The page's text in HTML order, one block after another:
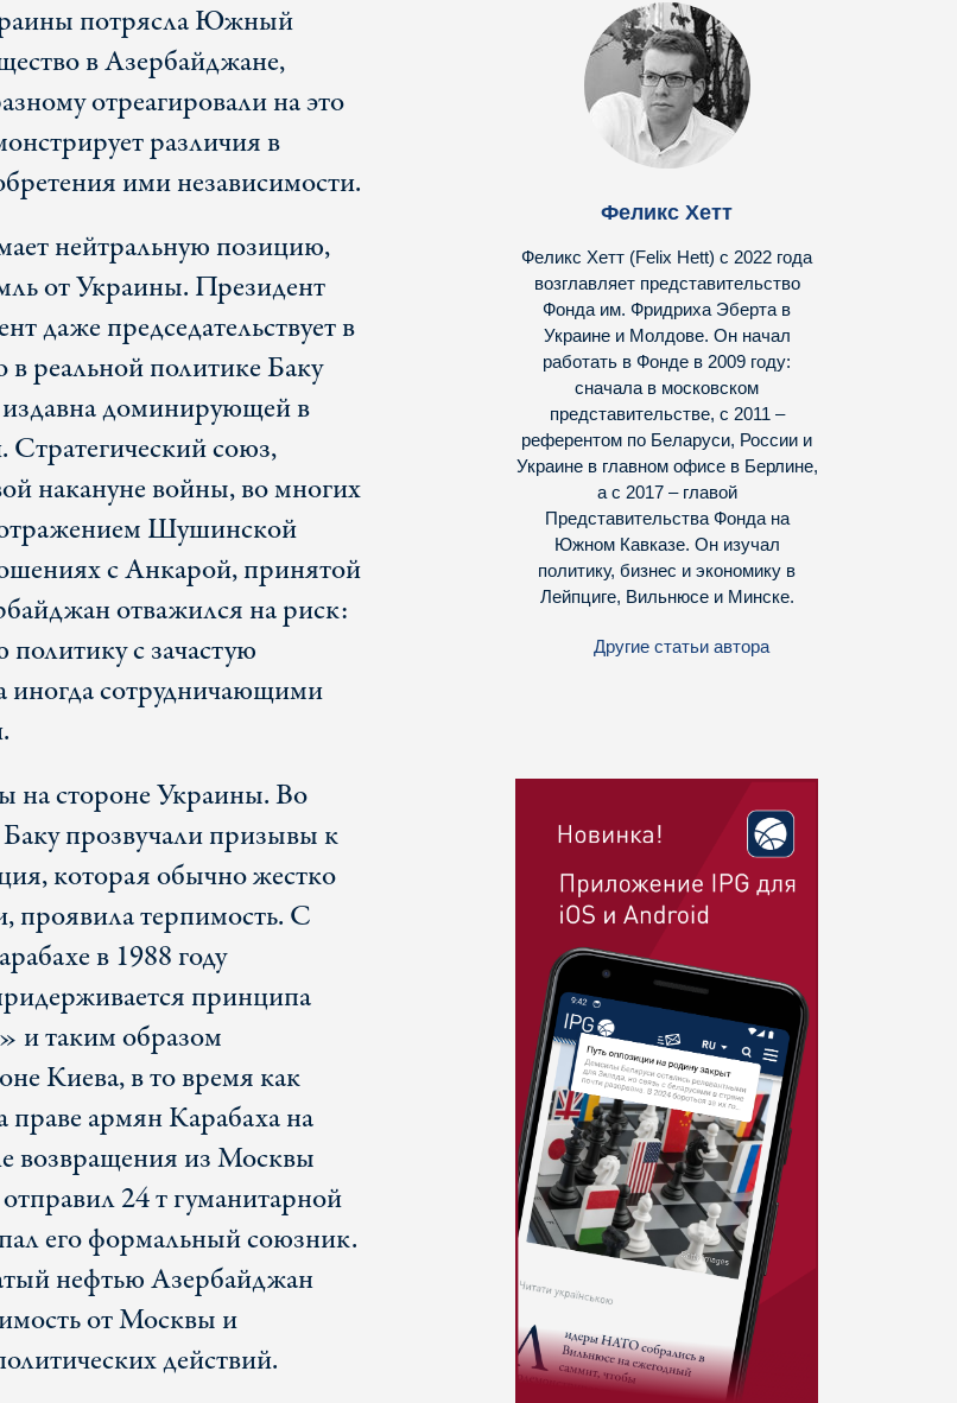
потрясла Южный
в Азербайджане,
отреагировали на это
различия в
ими независимости.
нейтральную позицию,
от Украины. Президент
даже председательствует в
реальной политике Баку
издавна доминирующей в
Стратегический союз,
накануне войны, во многих
Шушинской
с Анкарой, принятой
отважился на риск:
с зачастую
сотрудничающими
на стороне Украины. Во
прозвучали призывы к
которая обычно жестко
проявила терпимость. С
в 1988 году
принципа
и таким образом
Киева, в то время как
праве армян Карабаха на
возвращения из Москвы
24 т гуманитарной
его формальный союзник.
нефтью Азербайджан
от Москвы и
действий.
Феликс Хетт
Феликс Хетт (Felix Hett) с 2022 года
возглавляет представительство
Фонда им. Фридриха Эберта в
Украине и Молдове. Он начал
работать в Фонде в 2009 году:
сначала в московском
представительстве, с 2011 –
референтом по Беларуси, России и
Украине в главном офисе в Берлине,
а с 2017 – главой
Представительства Фонда на
Южном Кавказе. Он изучал
политику, бизнес и экономику в
Лейпциге, Вильнюсе и Минске.
Другие статьи автора